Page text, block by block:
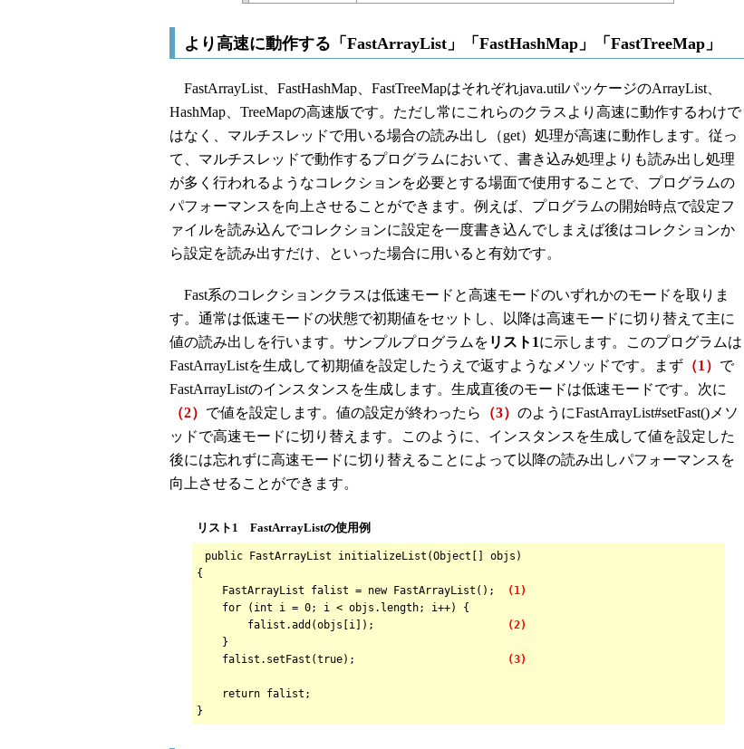
より高速に動作する「FastArrayList」「FastHashMap」「FastTreeMap」
FastArrayList、FastHashMap、FastTreeMapはそれぞれjava.utilパッケージのArrayList、
HashMap、TreeMapの高速版です。ただし常にこれらのクラスより高速に動作するわけで
はなく、マルチスレッドで用いる場合の読み出し（get）処理が高速に動作します。従っ
て、マルチスレッドで動作するプログラムにおいて、書き込み処理よりも読み出し処理
が多く行われるようなコレクションを必要とする場面で使用することで、プログラムの
パフォーマンスを向上させることができます。例えば、プログラムの開始時点で設定フ
ァイルを読み込んでコレクションに設定を一度書き込んでしまえば後はコレクションか
ら設定を読み出すだけ、といった場合に用いると有効です。
Fast系のコレクションクラスは低速モードと高速モードのいずれかのモードを取りま
す。通常は低速モードの状態で初期値をセットし、以降は高速モードに切り替えて主に
値の読み出しを行います。サンプルプログラムを リスト1に示します。このプログラムは
FastArrayListを生成して初期値を設定したうえで返すようなメソッドです。まず （1） で
FastArrayListのインスタンスを生成します。生成直後のモードは低速モードです。次に
（2） で値を設定します。値の設定が終わったら （3） のようにFastArrayList#setFast()メソ
ッドで高速モードに切り替えます。このように、インスタンスを生成して値を設定した
後には忘れずに高速モードに切り替えることによって以降の読み出しパフォーマンスを
向上させることができます。
リスト1 FastArrayListの使用例
public FastArrayList initializeList(Object[] objs)
{
FastArrayList falist = new FastArrayList();
(1)
for (int i = 0; i < objs.length; i++) {
falist.add(objs[i]);
(2)
}
falist.setFast(true);
(3)
return falist;
}